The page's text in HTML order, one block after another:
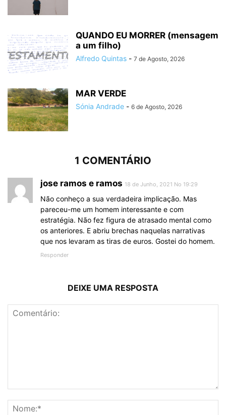
QUANDO EU MORRER (mensagem
a um filho)
Alfredo Quintas - 7 de Agosto, 2026
MAR VERDE
Sónia Andrade - 6 de Agosto, 2026
1 COMENTÁRIO
jose ramos e ramos 18 de Junho, 2021 No 19:29
Não conheço a sua verdadeira implicação. Mas
pareceu-me um homem interessante e com
estratégia. Não fez figura de atrasado mental como
os anteriores. E abriu brechas naquelas narrativas
que nos levaram as tiras de euros. Gostei do homem.
Responder
DEIXE UMA RESPOSTA